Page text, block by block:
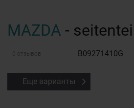
MAZDA -
0 отзывов B09271410G
Еще варианты